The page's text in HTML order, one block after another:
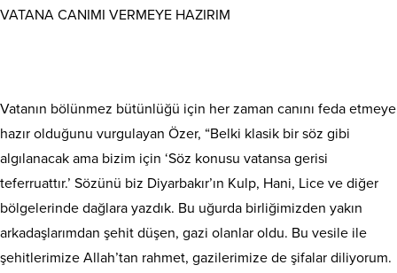
VATANA CANIMI VERMEYE HAZIRIM
Vatanın bölünmez bütünlüğü için her zaman canını feda etmeye
hazır olduğunu vurgulayan Özer, “Belki klasik bir söz gibi
algılanacak ama bizim için ‘Söz konusu vatansa gerisi
teferruattır.’ Sözünü biz Diyarbakır’ın Kulp, Hani, Lice ve diğer
bölgelerinde dağlara yazdık. Bu uğurda birliğimizden yakın
arkadaşlarımdan şehit düşen, gazi olanlar oldu. Bu vesile ile
şehitlerimize Allah’tan rahmet, gazilerimize de şifalar diliyorum.